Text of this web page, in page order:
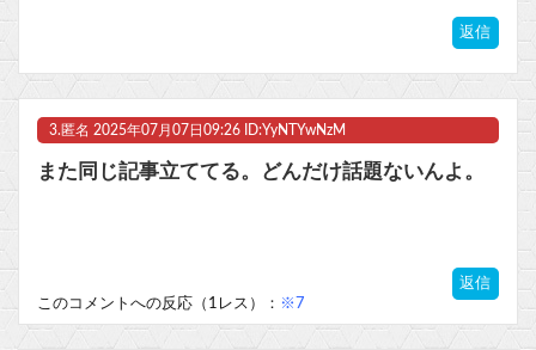
返信
3. 匿名 2025年07月07日09:26 ID:YyNTYwNzM
また同じ記事立ててる。どんだけ話題ないんよ。
返信
このコメントへの反応（1レス）： ※7